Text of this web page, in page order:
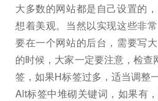
大多数的网站都是自己设置的
想着美观。当然以实现这些非
要在一个网站的后台，需要写
的时候，大家一定要注意，检
签，如果H标签过多，适当调整
Alt标签中堆砌关键词，如果有